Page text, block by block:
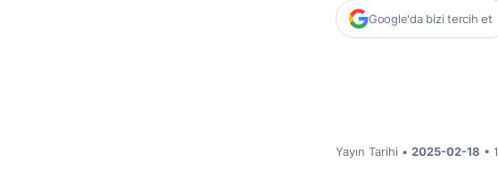
Google'da bizi tercih et
Yayın Tarihi • 2025-02-18 •